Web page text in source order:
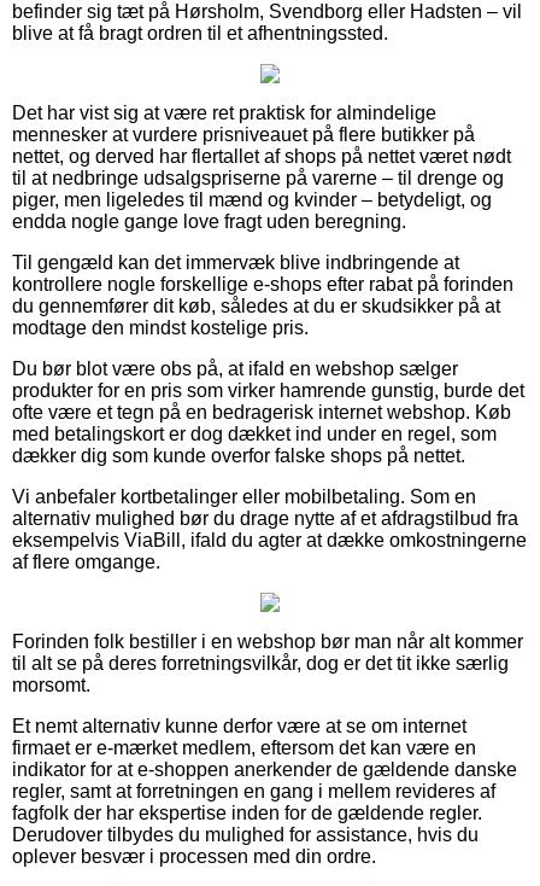
befinder sig tæt på Hørsholm, Svendborg eller Hadsten – vil
blive at få bragt ordren til et afhentningssted.
Det har vist sig at være ret praktisk for almindelige
mennesker at vurdere prisniveauet på flere butikker på
nettet, og derved har flertallet af shops på nettet været nødt
til at nedbringe udsalgspriserne på varerne – til drenge og
piger, men ligeledes til mænd og kvinder – betydeligt, og
endda nogle gange love fragt uden beregning.
Til gengæld kan det immervæk blive indbringende at
kontrollere nogle forskellige e-shops efter rabat på forinden
du gennemfører dit køb, således at du er skudsikker på at
modtage den mindst kostelige pris.
Du bør blot være obs på, at ifald en webshop sælger
produkter for en pris som virker hamrende gunstig, burde det
ofte være et tegn på en bedragerisk internet webshop. Køb
med betalingskort er dog dækket ind under en regel, som
dækker dig som kunde overfor falske shops på nettet.
Vi anbefaler kortbetalinger eller mobilbetaling. Som en
alternativ mulighed bør du drage nytte af et afdragstilbud fra
eksempelvis ViaBill, ifald du agter at dække omkostningerne
af flere omgange.
Forinden folk bestiller i en webshop bør man når alt kommer
til alt se på deres forretningsvilkår, dog er det tit ikke særlig
morsomt.
Et nemt alternativ kunne derfor være at se om internet
firmaet er e-mærket medlem, eftersom det kan være en
indikator for at e-shoppen anerkender de gældende danske
regler, samt at forretningen en gang i mellem revideres af
fagfolk der har ekspertise inden for de gældende regler.
Derudover tilbydes du mulighed for assistance, hvis du
oplever besvær i processen med din ordre.